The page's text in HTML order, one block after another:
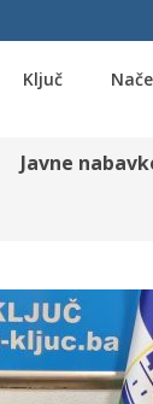
Ključ
Javne